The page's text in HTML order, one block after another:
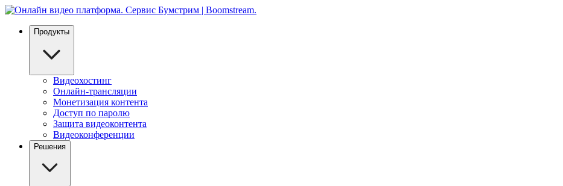
Продукты
Видеохостинг
Онлайн-трансляции
Монетизация контента
Доступ по паролю
Защита видеоконтента
Видеоконференции
Решения